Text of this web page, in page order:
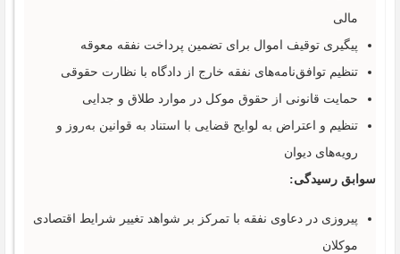
مالی
پیگیری توقیف اموال برای تضمین پرداخت نفقه معوقه
تنظیم توافق‌نامه‌های نفقه خارج از دادگاه با نظارت حقوقی
حمایت قانونی از حقوق موکل در موارد طلاق و جدایی
تنظیم و اعتراض به لوایح قضایی با استناد به قوانین به‌روز و
رویه‌های دیوان
سوابق رسیدگی:
پیروزی در دعاوی نفقه با تمرکز بر شواهد تغییر شرایط اقتصادی
موکلان